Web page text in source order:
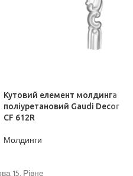
Кутовий елемент молдинга
поліуретановий Gaudi Decor
CF 612R
Молдинги